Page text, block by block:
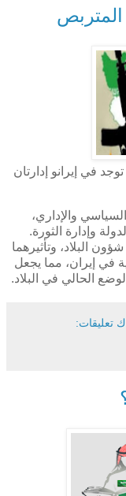
في إيرانو إدارتان
والإداري،
وإدارة الثورة.
البلاد، وتأثيرهما
في إيران، مما يجعل
الحالي في البلاد.
تعليقات: